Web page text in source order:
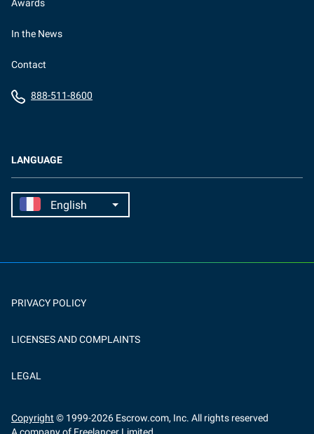
LANGUAGE
Awards
In the News
Contact
888-511-8600
PRIVACY POLICY
LICENSES AND COMPLAINTS
LEGAL
Copyright © 1999-2026 Escrow.com, Inc. All rights reserved